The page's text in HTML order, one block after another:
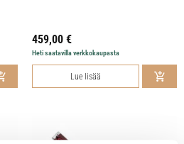
459,00 €
Heti saatavilla verkkokaupasta
Lue lisää